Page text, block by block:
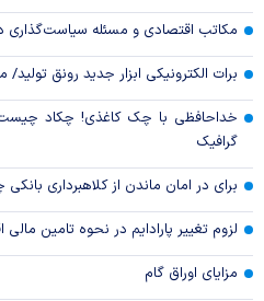
مکاتب اقتصادی و مسئله سیاست‌گذاری
برات الکترونیکی ابزار جدید رونق
خداحافظی با چک کاغذی! چکاد
گرافیک
برای در امان ماندن از کلاهبرداری بانکی
لزوم تغییر پارادایم در نحوه تامین مالی
مزایای اوراق گام